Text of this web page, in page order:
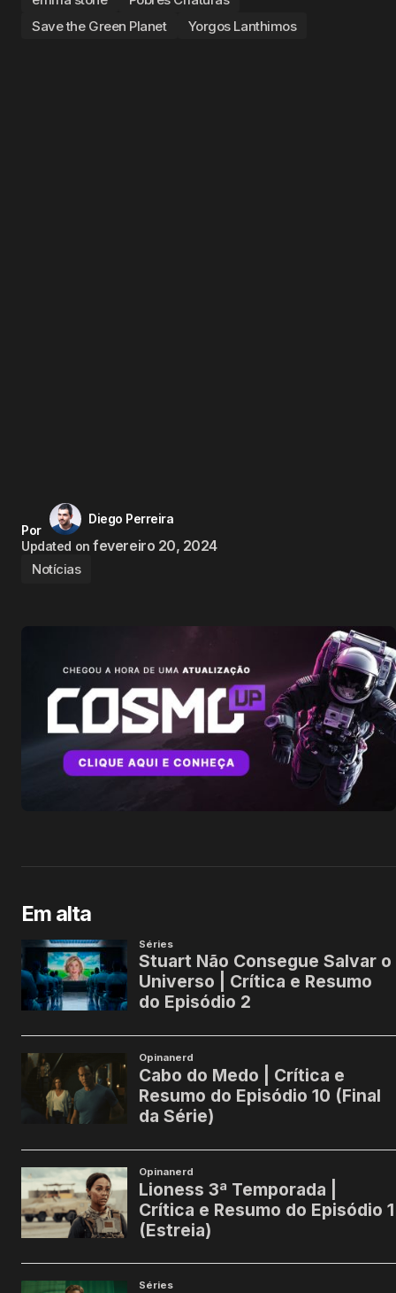
Save the Green Planet
Yorgos Lanthimos
Por
Diego Perreira
Updated on fevereiro 20, 2024
Notícias
Em alta